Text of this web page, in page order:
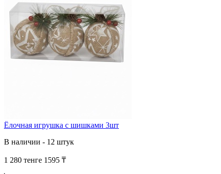
Ёлочная игрушка с шишками 3шт
В наличии - 12 штук
1 280 тенге 1595 ₸